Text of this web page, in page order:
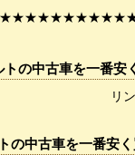
トの中古車を一番安
リ
トの中古車を一番安